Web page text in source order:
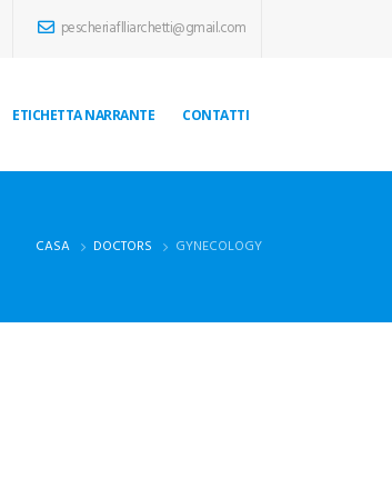
pescheriaflliarchetti@gmail.com
ETICHETTA NARRANTE CONTATTI
CASA DOCTORS GYNECOLOGY